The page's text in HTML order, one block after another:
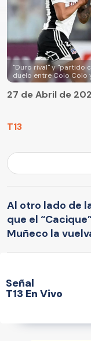
"Duro rival" y "partido
duelo entre Colo Colo
T13
27 de Abril de
Al otro lado de
que el
Muñeco la
Señal
T13 En Vivo